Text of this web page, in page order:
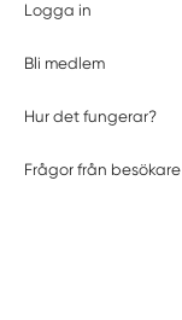
Logga in
Bli medlem
Hur det fungerar?
Frågor från besökare